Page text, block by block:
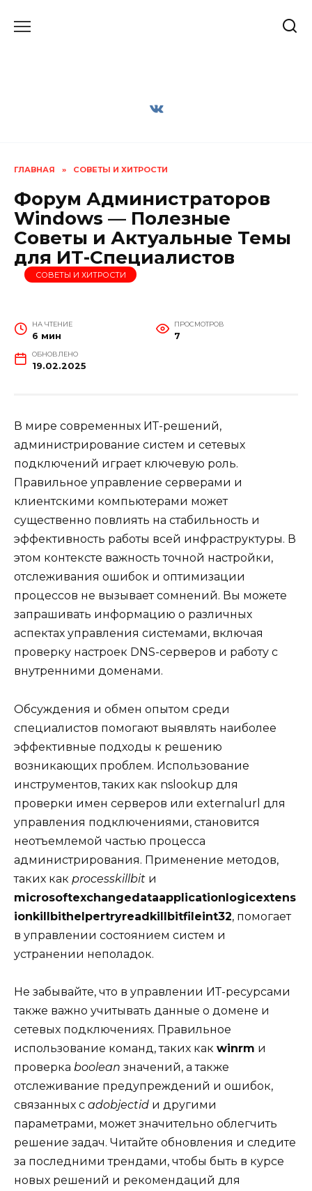
ГЛАВНАЯ » СОВЕТЫ И ХИТРОСТИ
Форум Администраторов
Windows — Полезные
Советы и Актуальные Темы
для ИТ-Специалистов
СОВЕТЫ И ХИТРОСТИ
НА ЧТЕНИЕ
6 мин
ПРОСМОТРОВ
7
ОБНОВЛЕНО
19.02.2025
В мире современных ИТ-решений,
администрирование систем и сетевых
подключений играет ключевую роль.
Правильное управление серверами и
клиентскими компьютерами может
существенно повлиять на стабильность и
эффективность работы всей инфраструктуры. В
этом контексте важность точной настройки,
отслеживания ошибок и оптимизации
процессов не вызывает сомнений. Вы можете
запрашивать информацию о различных
аспектах управления системами, включая
проверку настроек DNS-серверов и работу с
внутренними доменами.
Обсуждения и обмен опытом среди
специалистов помогают выявлять наиболее
эффективные подходы к решению
возникающих проблем. Использование
инструментов, таких как nslookup для
проверки имен серверов или externalurl для
управления подключениями, становится
неотъемлемой частью процесса
администрирования. Применение методов,
таких как processkillbit и
microsoftexchangedataapplicationlogicextens
ionkillbithelpertryreadkillbitfileint32, помогает
в управлении состоянием систем и
устранении неполадок.
Не забывайте, что в управлении ИТ-ресурсами
также важно учитывать данные о домене и
сетевых подключениях. Правильное
использование команд, таких как winrm и
проверка boolean значений, а также
отслеживание предупреждений и ошибок,
связанных с adobjectid и другими
параметрами, может значительно облегчить
решение задач. Читайте обновления и следите
за последними трендами, чтобы быть в курсе
новых решений и рекомендаций для